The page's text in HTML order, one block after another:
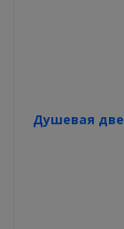
Душевая